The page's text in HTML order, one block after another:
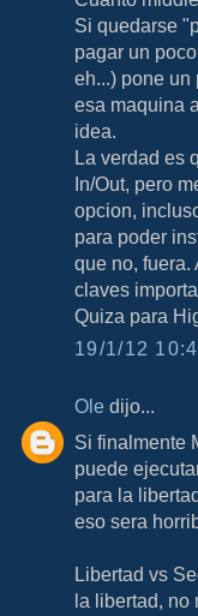
Si quedarse
pagar un
eh...) pone un
esa maquina
idea.
La verdad es
In/Out, pero
opcion,
para poder
que no, fuera.
claves
Quiza para
19/1/12
Ole dijo...
Si finalmente
puede
para la
eso sera
Libertad vs
la libertad, no